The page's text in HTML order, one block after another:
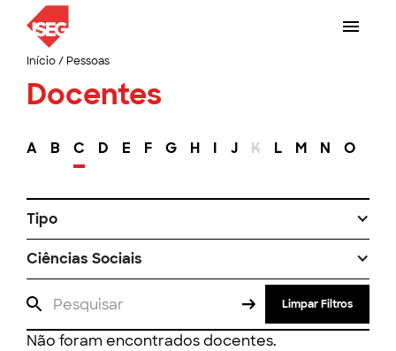
Início/ Pessoas
Docentes
A B C D E F G H I J K L M N O
Tipo
Ciências Sociais
Limpar Filtros
Não foram encontrados docentes.